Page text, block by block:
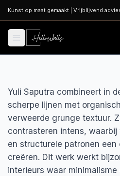
Ga naar hoofdinhoud
Kunst op maat gemaakt Vrijblijvend
Yuli Saputra combineert in
scherpe lijnen met
verweerde grunge textuur.
contrasteren intens,
en structurele patronen
creëren. Dit werk werkt
interieurs waar